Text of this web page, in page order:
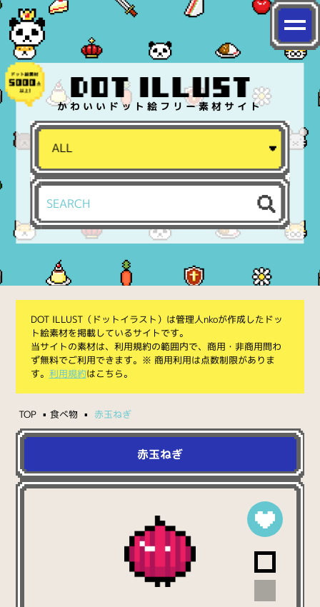
かわいいドット絵フリー素材サイト
DOT ILLUST（ドットイラスト）は管理人nkoが作成したドッ
ト絵素材を掲載しているサイトです。
当サイトの素材は、利用規約の範囲内で、商用・非商用問わ
ず無料でご利用できます。※ 商用利用は点数制限がありま
す。 利用規約はこちら。
TOP 食べ物 赤玉ねぎ
赤玉ねぎ